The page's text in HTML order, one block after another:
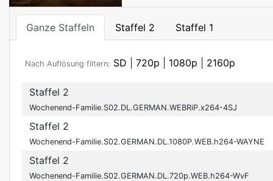
Ganze Staffeln Staffel 2 Staffel 1
Nach Auflösung filtern: SD 720p 1080p 2160p
Staffel 2
Wochenend-Familie.S02.DL.GERMAN.WEBRiP.x264-4SJ
Staffel 2
Wochenend-Familie.S02.GERMAN.DL.1080P.WEB.h264-WAYNE
Staffel 2
Wochenend-Familie.S02.GERMAN.DL.720p.WEB.h264-WvF